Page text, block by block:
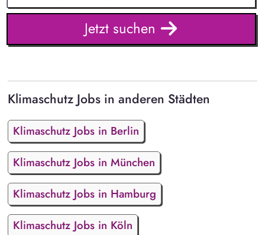
Jetzt suchen
Klimaschutz Jobs in anderen Städten
Klimaschutz Jobs in Berlin
Klimaschutz Jobs in München
Klimaschutz Jobs in Hamburg
Klimaschutz Jobs in Köln